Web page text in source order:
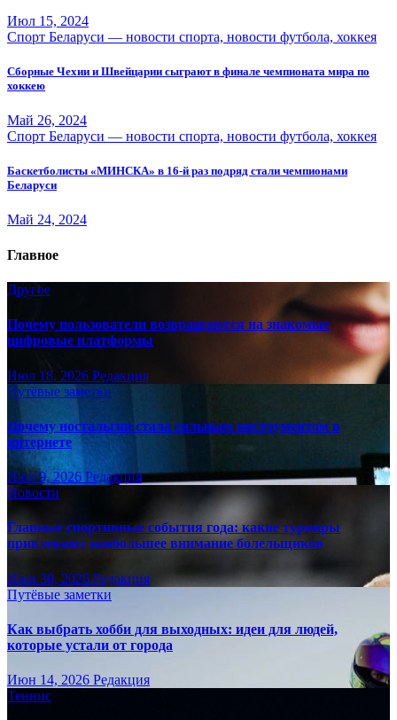
Июл 15, 2024
Спорт Беларуси — новости спорта, новости футбола, хоккея
Сборные Чехии и Швейцарии сыграют в финале чемпионата мира по
хоккею
Май 26, 2024
Спорт Беларуси — новости спорта, новости футбола, хоккея
Баскетболисты «МИНСКА» в 16-й раз подряд стали чемпионами
Беларуси
Май 24, 2024
Главное
Другое
Почему пользователи возвращаются на знакомые
цифровые платформы
Июл 18, 2026 Редакция
Путёвые заметки
Почему ностальгия стала сильным инструментом в
интернете
Июл 9, 2026 Редакция
Новости
Главные спортивные события года: какие турниры
привлекают наибольшее внимание болельщиков
Июн 30, 2026 Редакция
Путёвые заметки
Как выбрать хобби для выходных: идеи для людей,
которые устали от города
Июн 14, 2026 Редакция
Теннис